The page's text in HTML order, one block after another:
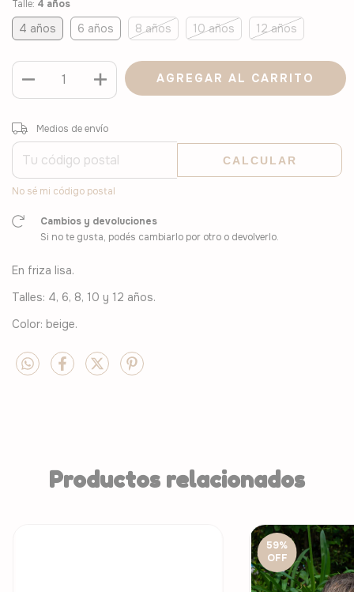
Talle: 4 años
4 años 6 años 8 años 10 años 12 años
Entregas para el CP:
Medios de envío
CALCULAR
No sé mi código postal
Cambios y devoluciones
Si no te gusta, podés cambiarlo por otro o devolverlo.
En friza lisa.
Talles: 4, 6, 8, 10 y 12 años.
Color: beige.
Productos relacionados
59%
OFF